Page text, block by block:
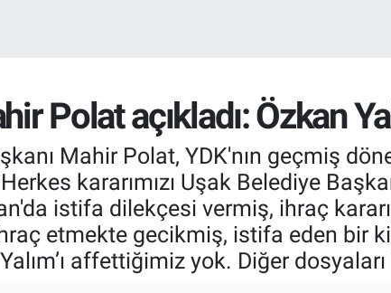
Polat açıkladı: Özkan
Mahir Polat, YDK'nın geçmiş
kararımızı Uşak Belediye
istifa dilekçesi vermiş, ihraç
etmekte gecikmiş, istifa eden bir
affettiğimiz yok. Diğer